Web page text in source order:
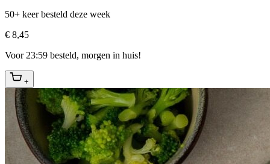
50+ keer besteld deze week
€ 8,45
Voor 23:59 besteld, morgen in huis!
+